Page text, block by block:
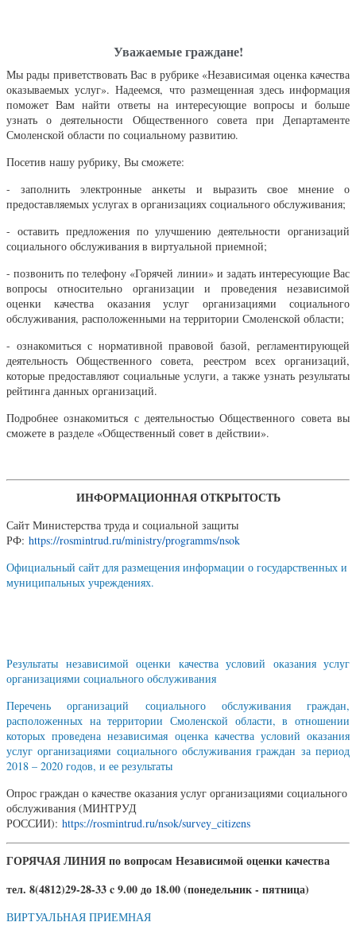
Уважаемые граждане!
Мы рады приветствовать Вас в рубрике «Независимая оценка качества
оказываемых услуг». Надеемся, что размещенная здесь информация
поможет Вам найти ответы на интересующие вопросы и больше
узнать о деятельности Общественного совета при Департаменте
Смоленской области по социальному развитию.
Посетив нашу рубрику, Вы сможете:
- заполнить электронные анкеты и выразить свое мнение о
предоставляемых услугах в организациях социального обслуживания;
- оставить предложения по улучшению деятельности организаций
социального обслуживания в виртуальной приемной;
- позвонить по телефону «Горячей линии» и задать интересующие Вас
вопросы относительно организации и проведения независимой
оценки качества оказания услуг организациями социального
обслуживания, расположенными на территории Смоленской области;
- ознакомиться с нормативной правовой базой, регламентирующей
деятельность Общественного совета, реестром всех организаций,
которые предоставляют социальные услуги, а также узнать результаты
рейтинга данных организаций.
Подробнее ознакомиться с деятельностью Общественного совета вы
сможете в разделе «Общественный совет в действии».
ИНФОРМАЦИОННАЯ ОТКРЫТОСТЬ
Сайт Министерства труда и социальной защиты
РФ: https://rosmintrud.ru/ministry/programms/nsok
Официальный сайт для размещения информации о государственных и
муниципальных учреждениях.
Результаты независимой оценки качества условий оказания услуг
организациями социального обслуживания
Перечень организаций социального обслуживания граждан,
расположенных на территории Смоленской области, в отношении
которых проведена независимая оценка качества условий оказания
услуг организациями социального обслуживания граждан за период
2018 – 2020 годов, и ее результаты
Опрос граждан о качестве оказания услуг организациями социального
обслуживания (МИНТРУД
РОССИИ): https://rosmintrud.ru/nsok/survey_citizens
ГОРЯЧАЯ ЛИНИЯ по вопросам Независимой оценки качества
тел. 8(4812)29-28-33 c 9.00 до 18.00 (понедельник - пятница)
ВИРТУАЛЬНАЯ ПРИЕМНАЯ